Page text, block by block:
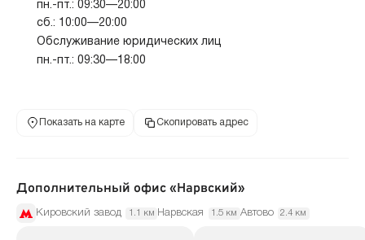
пн.-пт.: 09:30—20:00
сб.: 10:00—20:00
Обслуживание юридических лиц
пн.-пт.: 09:30—18:00
Показать на карте Скопировать адрес
Дополнительный офис «Нарвский»
Кировский завод 1.1 км Нарвская 1.5 км Автово 2.4 км